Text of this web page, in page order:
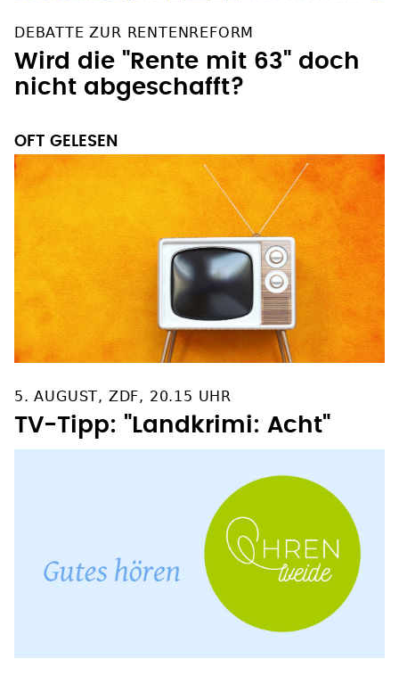
DEBATTE ZUR RENTENREFORM
Wird die "Rente mit 63" doch
nicht abgeschafft?
OFT GELESEN
5. AUGUST, ZDF, 20.15 UHR
TV-Tipp: "Landkrimi: Acht"